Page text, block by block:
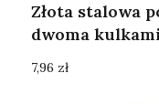
Złota stalowa
dwoma
Cena
7,96 zł